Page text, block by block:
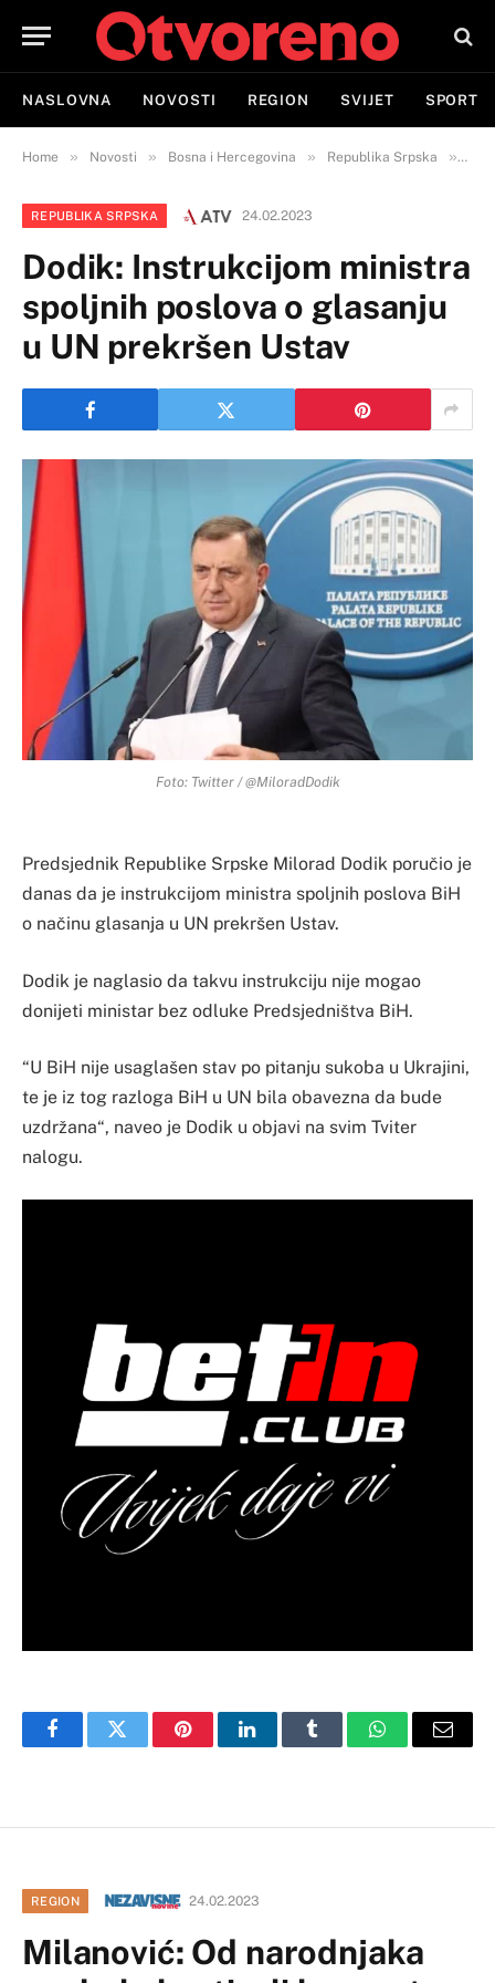
NASLOVNA NOVOSTI REGION SVIJET SPORT
Home » Novosti » Bosna i Hercegovina » Republika Srpska »
REPUBLIKA SRPSKA 24.02.2023
Dodik: Instrukcijom ministra
spoljnih poslova o glasanju
u UN prekršen Ustav
Foto: Twitter / @MiloradDodik
Predsjednik Republike Srpske Milorad Dodik poručio je
danas da je instrukcijom ministra spoljnih poslova BiH
o načinu glasanja u UN prekršen Ustav.
Dodik je naglasio da takvu instrukciju nije mogao
donijeti ministar bez odluke Predsjedništva BiH.
“U BiH nije usaglašen stav po pitanju sukoba u Ukrajini,
te je iz tog razloga BiH u UN bila obavezna da bude
uzdržana“, naveo je Dodik u objavi na svim Tviter
nalogu.
FacebookTwitter PinterestLinkedInTumblr WhatsAppEmail
REGION 24.02.2023
Milanović: Od narodnjaka